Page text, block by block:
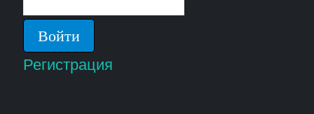
Регистрация